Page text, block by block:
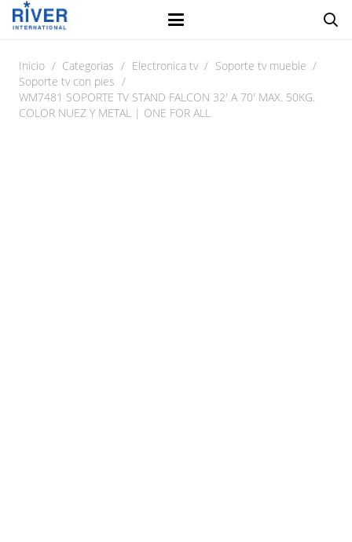
Inicio / Categorias / Electronica tv / Soporte tv mueble /
Soporte tv con pies /
WM7481 SOPORTE TV STAND FALCON 32′ A 70′ MAX. 50KG.
COLOR NUEZ Y METAL | ONE FOR ALL